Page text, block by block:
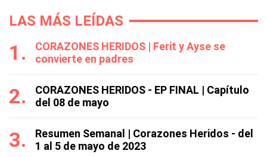
LAS MÁS LEÍDAS
CORAZONES HERIDOS | Ferit y Ayse se
convierte en padres
CORAZONES HERIDOS - EP FINAL | Capítulo
del 08 de mayo
Resumen Semanal | Corazones Heridos - del
1 al 5 de mayo de 2023